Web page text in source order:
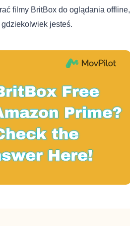
filmy BritBox do oglądania offline,
jesteś.